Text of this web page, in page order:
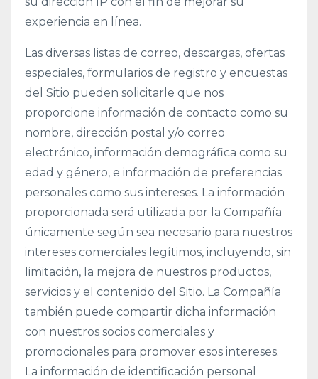
experiencia en línea.
Las diversas listas de correo, descargas, ofertas
especiales, formularios de registro y encuestas
del Sitio pueden solicitarle que nos
proporcione información de contacto como su
nombre, dirección postal y/o correo
electrónico, información demográfica como su
edad y género, e información de preferencias
personales como sus intereses. La información
proporcionada será utilizada por la Compañía
únicamente según sea necesario para nuestros
intereses comerciales legítimos, incluyendo, sin
limitación, la mejora de nuestros productos,
servicios y el contenido del Sitio. La Compañía
también puede compartir dicha información
con nuestros socios comerciales y
promocionales para promover esos intereses.
La información de identificación personal